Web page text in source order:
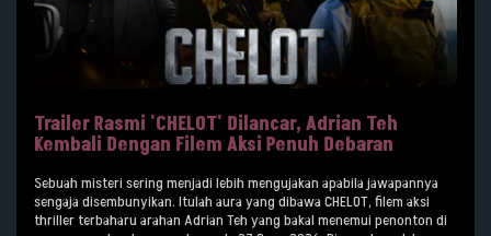
Trailer Rasmi 'CHELOT' Dilancar, Adrian Teh
Kembali Dengan Filem Aksi Penuh Debaran
Sebuah misteri sering menjadi lebih mengujakan apabila jawapannya
sengaja disembunyikan. Itulah aura yang dibawa CHELOT, filem aksi
thriller terbaharu arahan Adrian Teh yang bakal menemui penonton di